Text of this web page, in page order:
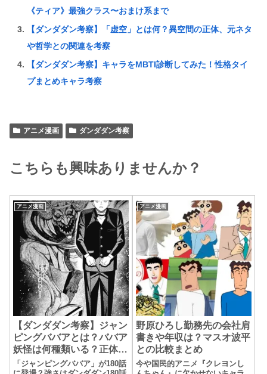
《ティア》最強クラス〜おまけ系まで
【ダンダダン考察】「虚空」とは何？異空間の正体、元ネタ
や哲学との関連を考察
【ダンダダン考察】キャラをMBTI診断してみた！性格タイ
プまとめキャラ考察
アニメ漫画 ダンダダン考察
こちらも興味ありませんか？
アニメ漫画
【ダンダダン考察】ジャン
ピングババアとは？ババア
妖怪は何種類いる？正体ま
とめ
「ジャンピングババア」が180話
アニメ漫画
野原ひろし勤務先の会社肩
書きや年収は？マスオ波平
との比較まとめ
今や国民的アニメ『クレヨンし